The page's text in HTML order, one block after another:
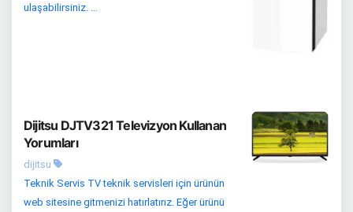
ulaşabilirsiniz. ...
Dijitsu DJTV321 Televizyon Kullanan
Yorumları
dijitsu
Teknik Servis TV teknik servisleri için ürünün
web sitesine gitmenizi hatırlatırız. Eğer ürünü